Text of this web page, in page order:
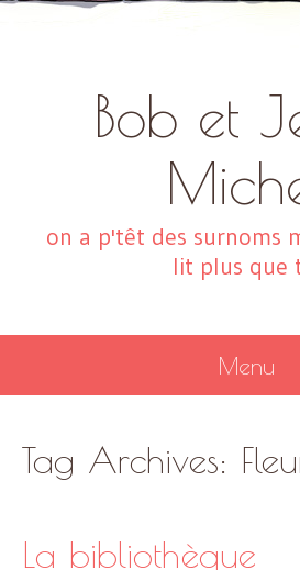
Bob et
on a p'têt des surnoms
lit plus que
Menu
TO
CONTENT
Tag Archives:
La bibliothèque